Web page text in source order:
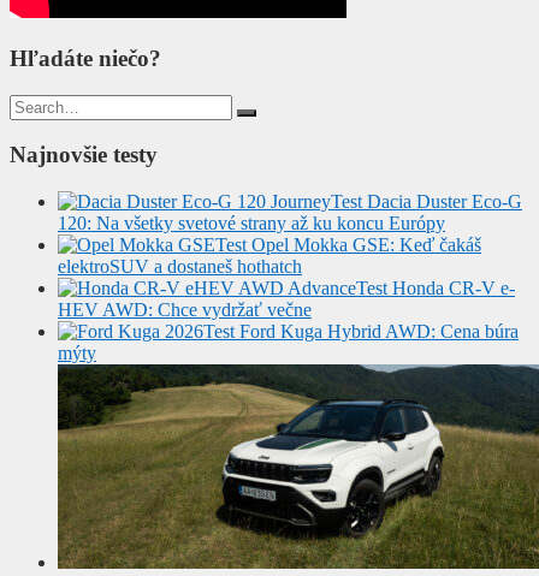
Hľadáte niečo?
Search
for:
Najnovšie testy
Test Dacia Duster Eco-G
120: Na všetky svetové strany až ku koncu Európy
Test Opel Mokka GSE: Keď čakáš
elektroSUV a dostaneš hothatch
Test Honda CR-V e-
HEV AWD: Chce vydržať večne
Test Ford Kuga Hybrid AWD: Cena búra
mýty